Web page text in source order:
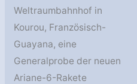
Weltraumbahnhof in
Kourou, Französisch-
Guayana, eine
Generalprobe der neuen
Ariane-6-Rakete